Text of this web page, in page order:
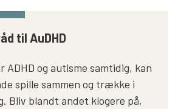
til AuDHD
ADHD og autisme samtidig, kan
spille sammen og trække i
Bliv blandt andet klogere på,